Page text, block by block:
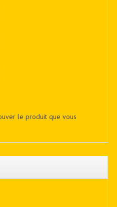
le produit que vous